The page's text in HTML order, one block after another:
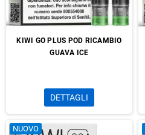
KIWI GO PLUS POD RICAMBIO
GUAVA ICE
DETTAGLI
NUOVO